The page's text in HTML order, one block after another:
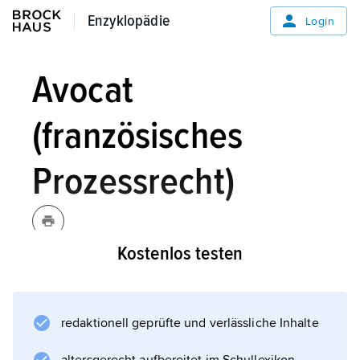
Enzyklopädie
Enzyklopädie Login
Avocat
(französisches
Prozessrecht)
[avɔˈka] der, -s/-s,französisches
der Anwalt einer Partei, dem im Zivil- und
Kostenlos testen
redaktionell geprüfte und verlässliche Inhalte